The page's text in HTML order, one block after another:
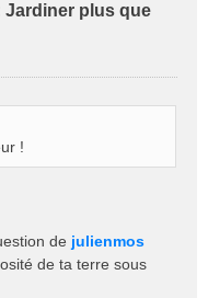
Jardiner plus que
!
de julienmos
de ta terre sous